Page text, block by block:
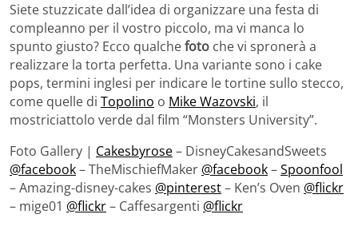
Siete stuzzicate dall’idea di organizzare una festa di
compleanno per il vostro piccolo, ma vi manca lo
spunto giusto? Ecco qualchefoto che vi spronerà a
realizzare la torta perfetta. Una variante sono i cake
pops, termini inglesi per indicare le tortine sullo stecco,
come quelle di Topolino o Mike Wazovski, il
mostriciattolo verde dal film “Monsters University”.
Foto Gallery | Cakesbyrose– DisneyCakesandSweets
@facebook– TheMischiefMaker @facebook–Spoonfool
– Amazing-disney-cakes @pinterest– Ken’s Oven @flickr
– mige01 @flickr– Caffesargenti @flickr